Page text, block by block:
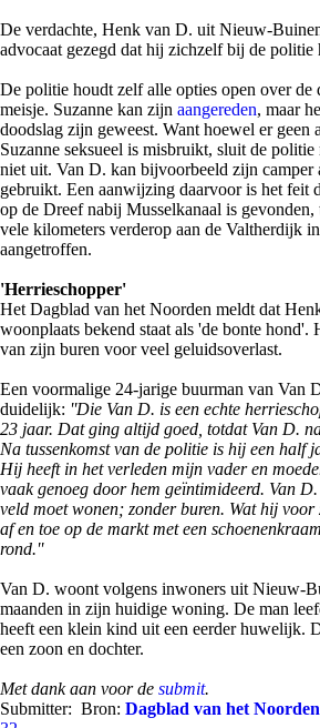
De verdachte, Henk van D. uit Nieuw-
advocaat gezegd dat hij zichzelf bij de politie
De politie houdt zelf alle opties open over de
meisje. Suzanne kan zijn aangereden, maar
doodslag zijn geweest. Want hoewel er geen
Suzanne seksueel is misbruikt, sluit de
niet uit. Van D. kan bijvoorbeeld zijn camper
gebruikt. Een aanwijzing daarvoor is het feit
op de Dreef nabij Musselkanaal is
vele kilometers verderop aan de Valtherdijk
aangetroffen.
'Herrieschopper'
Het Dagblad van het Noorden meldt dat
woonplaats bekend staat als 'de bonte hond'.
van zijn buren voor veel geluidsoverlast.
Een voormalige 24-jarige buurman van Van
duidelijk: ''Die Van D. is een echte
23 jaar. Dat ging altijd goed, totdat Van D.
Na tussenkomst van de politie is hij een half
Hij heeft in het verleden mijn vader en
vaak genoeg door hem geïntimideerd. Van
veld moet wonen; zonder buren. Wat hij
af en toe op de markt met een
rond.''
Van D. woont volgens inwoners uit Nieuw-
maanden in zijn huidige woning. De man
heeft een klein kind uit een eerder huwelijk.
een zoon en dochter.
Met dank aan voor de submit.
Submitter: Bron: Dagblad van het Noorden